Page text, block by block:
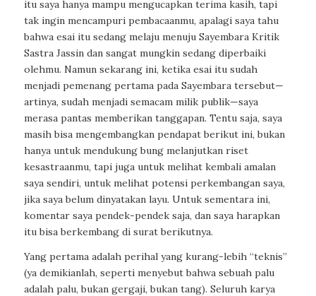
itu saya hanya mampu mengucapkan terima kasih, tapi
tak ingin mencampuri pembacaanmu, apalagi saya tahu
bahwa esai itu sedang melaju menuju Sayembara Kritik
Sastra Jassin dan sangat mungkin sedang diperbaiki
olehmu. Namun sekarang ini, ketika esai itu sudah
menjadi pemenang pertama pada Sayembara tersebut—
artinya, sudah menjadi semacam milik publik—saya
merasa pantas memberikan tanggapan. Tentu saja, saya
masih bisa mengembangkan pendapat berikut ini, bukan
hanya untuk mendukung bung melanjutkan riset
kesastraanmu, tapi juga untuk melihat kembali amalan
saya sendiri, untuk melihat potensi perkembangan saya,
jika saya belum dinyatakan layu. Untuk sementara ini,
komentar saya pendek-pendek saja, dan saya harapkan
itu bisa berkembang di surat berikutnya.
Yang pertama adalah perihal yang kurang-lebih “teknis”
(ya demikianlah, seperti menyebut bahwa sebuah palu
adalah palu, bukan gergaji, bukan tang). Seluruh karya